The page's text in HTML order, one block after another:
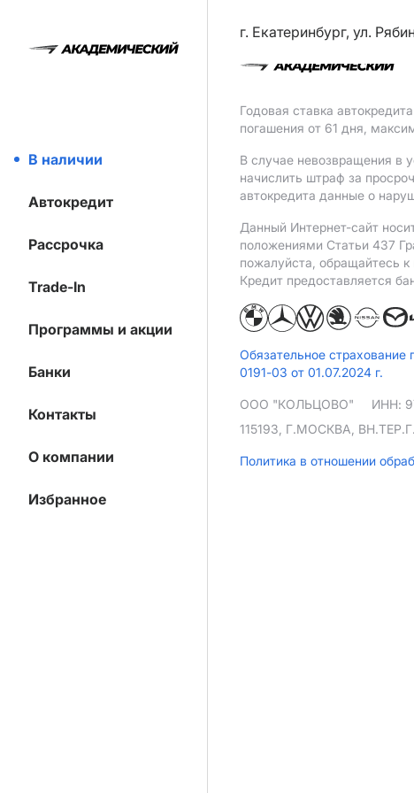
В наличии
Автокредит
Рассрочка
Trade-In
Программы и акции
Банки
Контакты
О компании
Избранное
г. Екатеринбург, ул.
Годовая ставка
погашения от 61 дня,
В случае невозвращения в
начислить штраф за
автокредита данные о
Данный Интернет-сайт
положениями Статьи 437
пожалуйста, обращайтесь
Кредит предоставляется
Обязательное
0191-03 от 01.07.2024 г.
ООО "КОЛЬЦОВО" ИНН:
115193, Г.МОСКВА,
Политика в отношении